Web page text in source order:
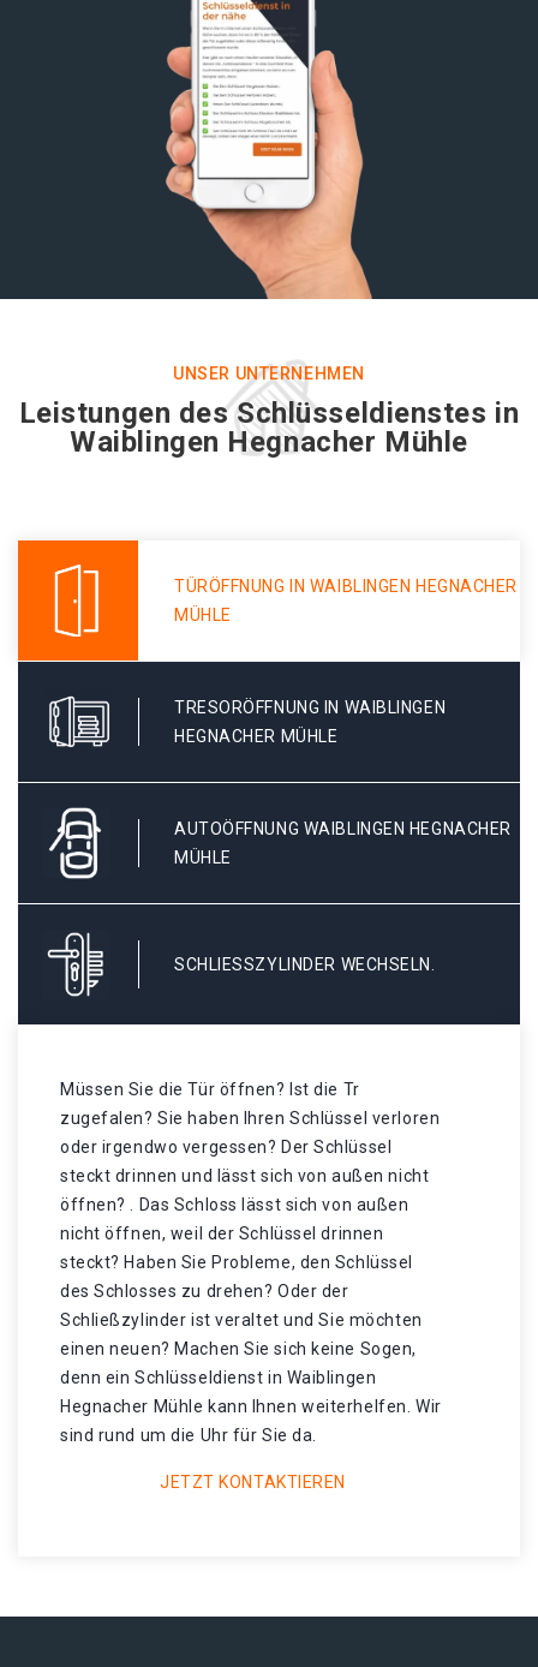
UNSER UNTERNEHMEN
Leistungen des Schlüsseldienstes in
Waiblingen Hegnacher Mühle
TÜRÖFFNUNG IN WAIBLINGEN HEGNACHER
MÜHLE
TRESORÖFFNUNG IN WAIBLINGEN
HEGNACHER MÜHLE
AUTOÖFFNUNG WAIBLINGEN HEGNACHER
MÜHLE
SCHLIESSZYLINDER WECHSELN.
Müssen Sie die Tür öffnen? Ist die Tr
zugefalen? Sie haben Ihren Schlüssel verloren
oder irgendwo vergessen? Der Schlüssel
steckt drinnen und lässt sich von außen nicht
öffnen? . Das Schloss lässt sich von außen
nicht öffnen, weil der Schlüssel drinnen
steckt? Haben Sie Probleme, den Schlüssel
des Schlosses zu drehen? Oder der
Schließzylinder ist veraltet und Sie möchten
einen neuen? Machen Sie sich keine Sogen,
denn ein Schlüsseldienst in Waiblingen
Hegnacher Mühle kann Ihnen weiterhelfen. Wir
sind rund um die Uhr für Sie da.
JETZT KONTAKTIEREN